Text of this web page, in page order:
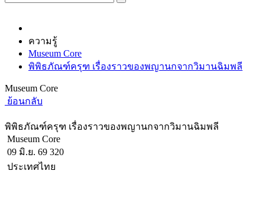
ความรู้
Museum Core
พิพิธภัณฑ์ครุฑ เรื่องราวของพญานกจากวิมานฉิมพลี
Museum Core
ย้อนกลับ
พิพิธภัณฑ์ครุฑ เรื่องราวของพญานกจากวิมานฉิมพลี
Museum Core
09 มิ.ย. 69 320
ประเทศไทย